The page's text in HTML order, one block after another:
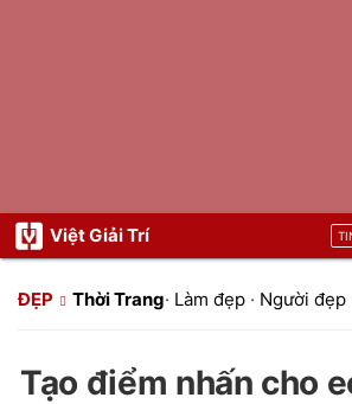
Việt Giải Trí
ĐẸP Thời Trang· Làm đẹp · Người đẹp
Tạo điểm nhấn cho